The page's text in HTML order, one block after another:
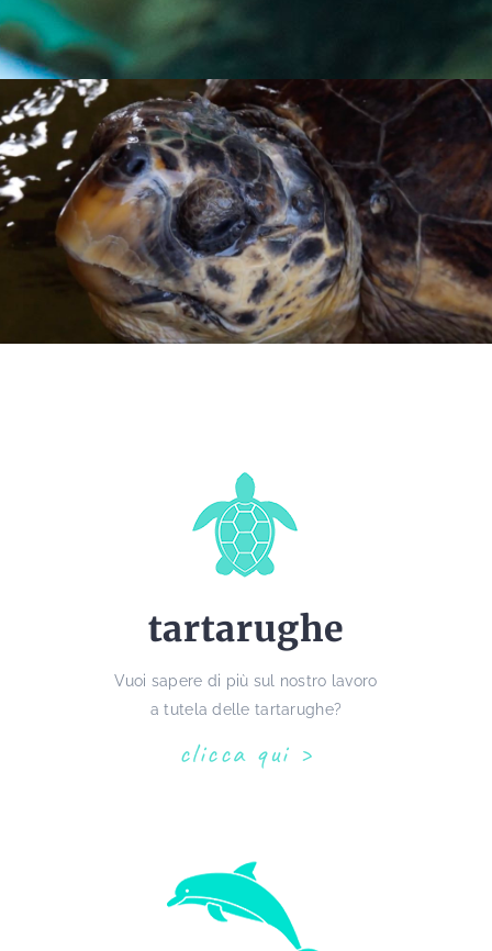
tartarughe
Vuoi sapere di più sul nostro lavoro
a tutela delle tartarughe?
clicca qui